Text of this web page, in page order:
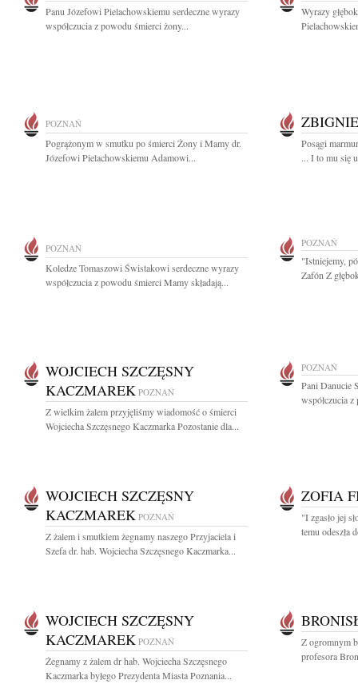
Panu Józefowi Pielachowskiemu serdeczne wyrazy
współczucia z powodu śmierci żony...
Wyrazy
POZNAŃ
Pogrążonym w smutku po śmierci Żony i Mamy dr.
Józefowi Pielachowskiemu Adamowi...
Posągi
... I to mu się
POZNAŃ
Koledze Tomaszowi Świstakowi serdeczne wyrazy
współczucia z powodu śmierci Mamy składają...
POZNAŃ
"Istniejemy,
Zafón Z
WOJCIECH SZCZĘSNY
KACZMAREK POZNAŃ
Z wielkim żalem przyjęliśmy wiadomość o śmierci
Wojciecha Szczęsnego Kaczmarka Pozostanie dla...
POZNAŃ
Pani Danucie
współczucia
WOJCIECH SZCZĘSNY
KACZMAREK POZNAŃ
Z żalem i smutkiem żegnamy naszego Przyjaciela i
Szefa dr. hab. Wojciecha Szczęsnego Kaczmarka...
ZOFIA
"I zgasło jej
temu odeszła
WOJCIECH SZCZĘSNY
KACZMAREK POZNAŃ
Żegnamy z żalem dr hab. Wojciecha Szczęsnego
Kaczmarka byłego Prezydenta Miasta Poznania...
Z ogromnym
profesora